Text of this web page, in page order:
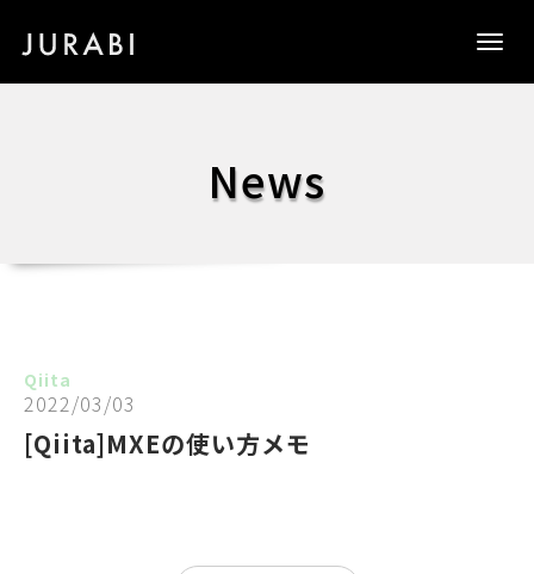
News
Qiita
2022/03/03
[Qiita]MXEの使い方メモ